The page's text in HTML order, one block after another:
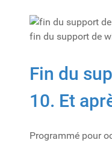
fin du support de
Fin du
10. Et
Programmé pour